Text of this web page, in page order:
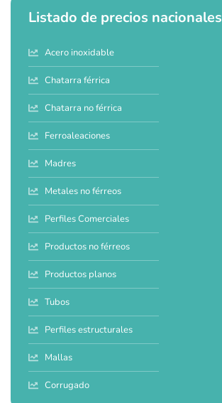
Listado de precios nacionales
Acero inoxidable
Chatarra férrica
Chatarra no férrica
Ferroaleaciones
Madres
Metales no férreos
Perfiles Comerciales
Productos no férreos
Productos planos
Tubos
Perfiles estructurales
Mallas
Corrugado